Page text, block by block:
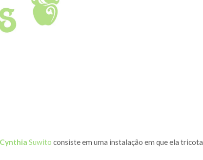
Cynthia Suwito consiste em uma instalação em que ela tricota